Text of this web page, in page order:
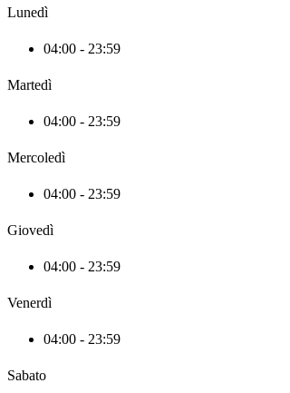
Lunedì
04:00 - 23:59
Martedì
04:00 - 23:59
Mercoledì
04:00 - 23:59
Giovedì
04:00 - 23:59
Venerdì
04:00 - 23:59
Sabato